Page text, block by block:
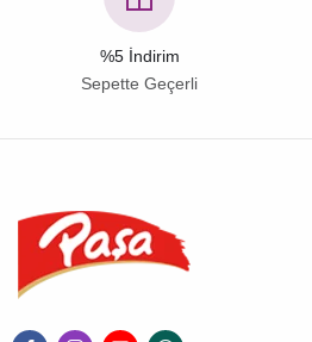
%5 İndirim
Sepette Geçerli